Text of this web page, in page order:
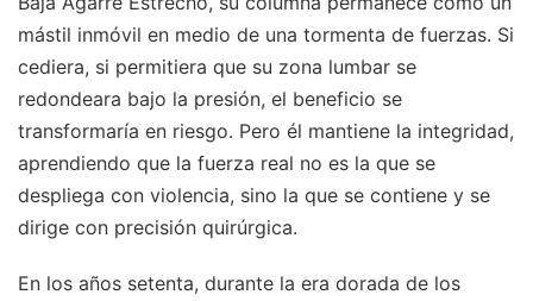
mástil inmóvil en medio de una tormenta de fuerzas. Si
cediera, si permitiera que su zona lumbar se
redondeara bajo la presión, el beneficio se
transformaría en riesgo. Pero él mantiene la integridad,
aprendiendo que la fuerza real no es la que se
despliega con violencia, sino la que se contiene y se
dirige con precisión quirúrgica.
En los años setenta, durante la era dorada de los